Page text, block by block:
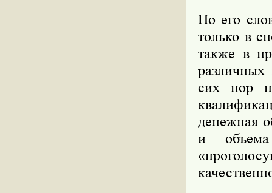
По его
только в
также в
различных
сих пор
денежная
и объема